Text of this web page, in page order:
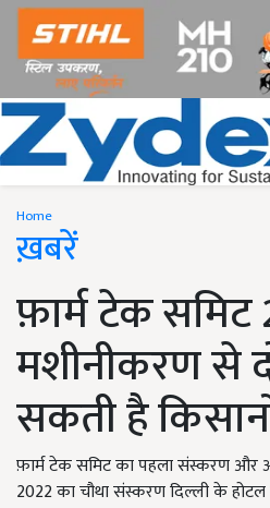
Home
ख़बरें
फ़ार्म टेक
मशीनीकरण से
सकती है
फ़ार्म टेक समिट का पहला संस्करण और
2022 का चौथा संस्करण दिल्ली के